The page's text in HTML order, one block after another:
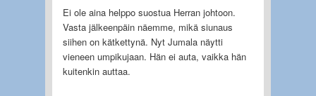
Ei ole aina helppo suostua Herran johtoon.
Vasta jälkeenpäin näemme, mikä siunaus
siihen on kätkettynä. Nyt Jumala näytti
vieneen umpikujaan. Hän ei auta, vaikka hän
kuitenkin auttaa.